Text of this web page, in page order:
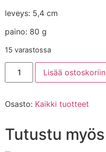
leveys: 5,4 cm
paino: 80 g
15 varastossa
Lisää ostoskoriin
Osasto: Kaikki tuotteet
Tutustu myös